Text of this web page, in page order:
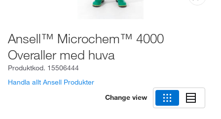
Ansell™ Microchem™ 4000
Overaller med huva
Produktkod. 15506444
Handla allt Ansell Produkter
Change view